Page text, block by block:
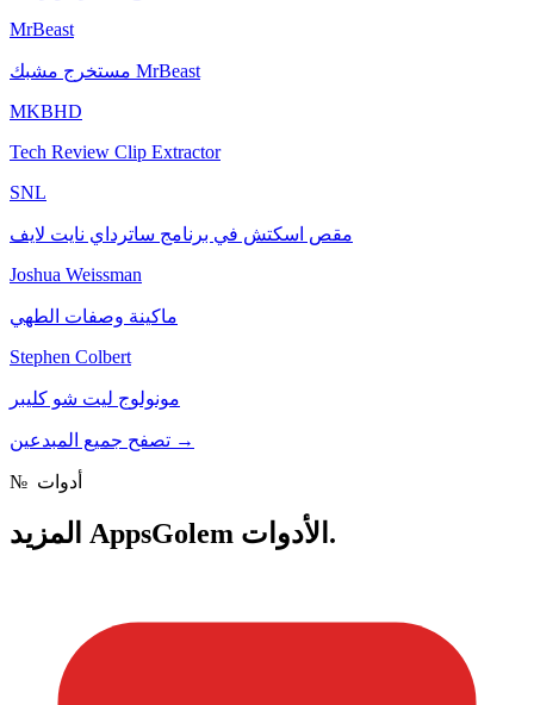
MrBeast
مستخرج مشبك MrBeast
MKBHD
Tech Review Clip Extractor
SNL
مقص اسكتش في برنامج ساترداي نايت لايف
Joshua Weissman
ماكينة وصفات الطهي
Stephen Colbert
مونولوج ليت شو كليبر
→
№ أدوات
AppsGolem الأدوات.